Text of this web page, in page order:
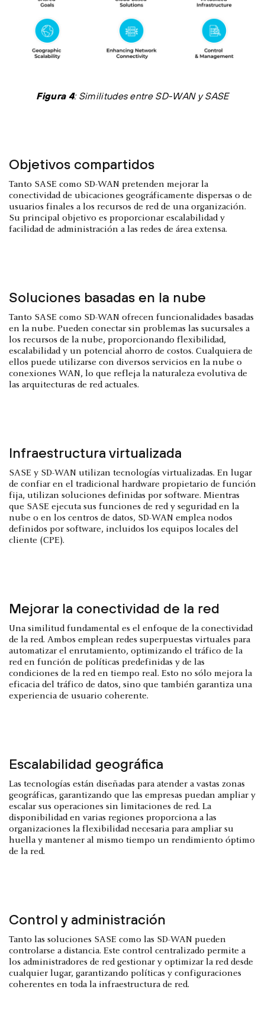
Figura 4: Similitudes entre SD-WAN y SASE
Objetivos compartidos
Tanto SASE como SD-WAN pretenden mejorar la
conectividad de ubicaciones geográficamente dispersas o de
usuarios finales a los recursos de red de una organización.
Su principal objetivo es proporcionar escalabilidad y
facilidad de administración a las redes de área extensa.
Soluciones basadas en la nube
Tanto SASE como SD-WAN ofrecen funcionalidades basadas
en la nube. Pueden conectar sin problemas las sucursales a
los recursos de la nube, proporcionando flexibilidad,
escalabilidad y un potencial ahorro de costos. Cualquiera de
ellos puede utilizarse con diversos servicios en la nube o
conexiones WAN, lo que refleja la naturaleza evolutiva de
las arquitecturas de red actuales.
Infraestructura virtualizada
SASE y SD-WAN utilizan tecnologías virtualizadas. En lugar
de confiar en el tradicional hardware propietario de función
fija, utilizan soluciones definidas por software. Mientras
que SASE ejecuta sus funciones de red y seguridad en la
nube o en los centros de datos, SD-WAN emplea nodos
definidos por software, incluidos los equipos locales del
cliente (CPE).
Mejorar la conectividad de la red
Una similitud fundamental es el enfoque de la conectividad
de la red. Ambos emplean redes superpuestas virtuales para
automatizar el enrutamiento, optimizando el tráfico de la
red en función de políticas predefinidas y de las
condiciones de la red en tiempo real. Esto no sólo mejora la
eficacia del tráfico de datos, sino que también garantiza una
experiencia de usuario coherente.
Escalabilidad geográfica
Las tecnologías están diseñadas para atender a vastas zonas
geográficas, garantizando que las empresas puedan ampliar y
escalar sus operaciones sin limitaciones de red. La
disponibilidad en varias regiones proporciona a las
organizaciones la flexibilidad necesaria para ampliar su
huella y mantener al mismo tiempo un rendimiento óptimo
de la red.
Control y administración
Tanto las soluciones SASE como las SD-WAN pueden
controlarse a distancia. Este control centralizado permite a
los administradores de red gestionar y optimizar la red desde
cualquier lugar, garantizando políticas y configuraciones
coherentes en toda la infraestructura de red.